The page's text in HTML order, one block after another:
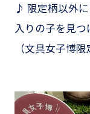
♪ 限定柄以外
入りの子を見つ
（文具女子博限